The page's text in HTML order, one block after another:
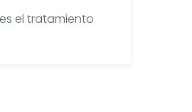
el tratamiento